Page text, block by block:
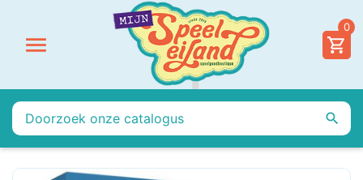

0
